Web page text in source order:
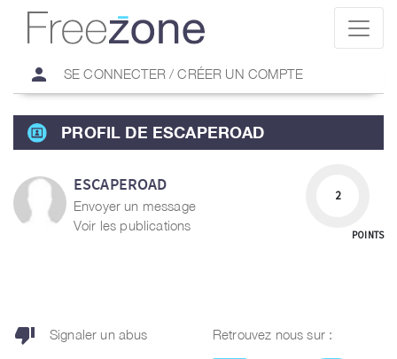
person SE CONNECTER / CRÉER UN COMPTE
PROFIL DE ESCAPEROAD
ESCAPEROAD
Envoyer un message
Voir les publications
2
POINTS
thumb_down Signaler un abus Retrouvez nous sur :